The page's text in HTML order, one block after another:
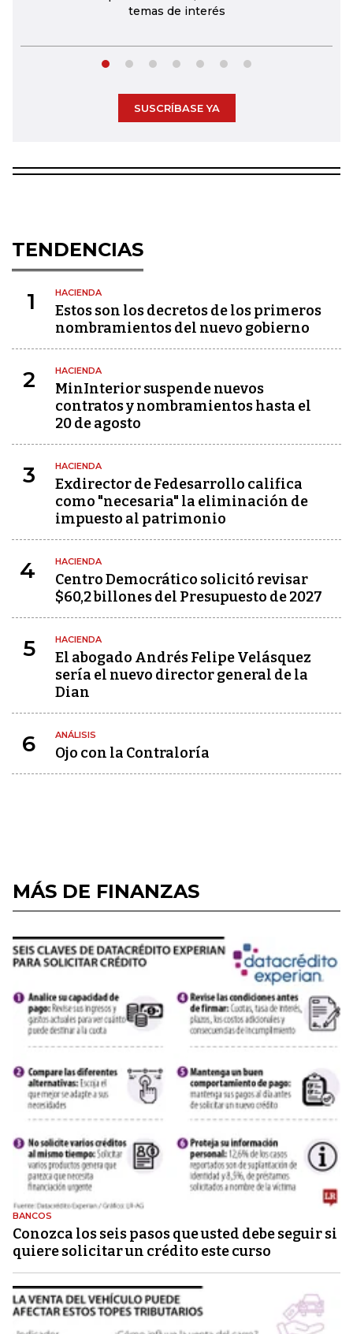
temas de interés
SUSCRÍBASE YA
TENDENCIAS
1 HACIENDA
Estos son los decretos de los primeros
nombramientos del nuevo gobierno
2 HACIENDA
MinInterior suspende nuevos
contratos y nombramientos hasta el
20 de agosto
3 HACIENDA
Exdirector de Fedesarrollo califica
como "necesaria" la eliminación de
impuesto al patrimonio
4 HACIENDA
Centro Democrático solicitó revisar
$60,2 billones del Presupuesto de 2027
5 HACIENDA
El abogado Andrés Felipe Velásquez
sería el nuevo director general de la
Dian
6 ANÁLISIS
Ojo con la Contraloría
MÁS DE FINANZAS
BANCOS
Conozca los seis pasos que usted debe seguir si
quiere solicitar un crédito este curso